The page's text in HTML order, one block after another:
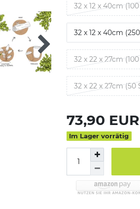
32 x 12 x 40cm
32 x 12 x 40cm
32 x 22 x 27cm
32 x 22 x 27cm (50
73,90 EUR
Im Lager vorrätig